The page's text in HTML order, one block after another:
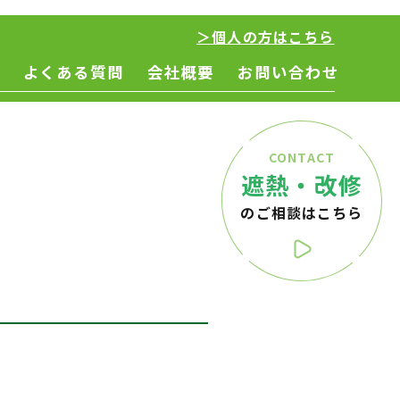
＞個人の方はこちら
よくある質問 会社概要 お問い合わせ
CONTACT
遮熱・改修
のご相談はこちら